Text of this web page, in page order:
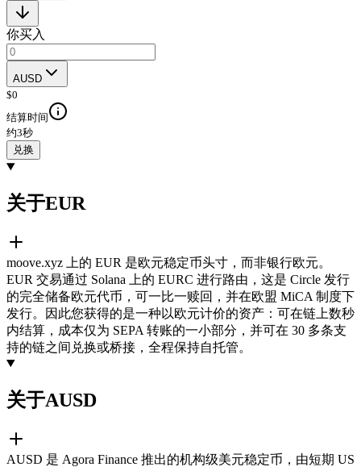
你买入
AUSD
$0
结算时间
约3秒
兑换
关于EUR
moove.xyz 上的 EUR 是欧元稳定币头寸，而非银行欧元。
EUR 交易通过 Solana 上的 EURC 进行路由，这是 Circle 发行
的完全储备欧元代币，可一比一赎回，并在欧盟 MiCA 制度下
发行。因此您获得的是一种以欧元计价的资产：可在链上数秒
内结算，成本仅为 SEPA 转账的一小部分，并可在 30 多条支
持的链之间兑换或桥接，全程保持自托管。
关于AUSD
AUSD 是 Agora Finance 推出的机构级美元稳定币，由短期 US